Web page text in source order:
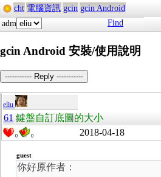
cht 電腦資訊 gcin gcin Android
adm
Find
gcin Android 安裝/使用說明
----------- Reply -----------
eliu
61 鍵盤自訂底圖的大小
0 0 2018-04-18
guest
你好原作者：